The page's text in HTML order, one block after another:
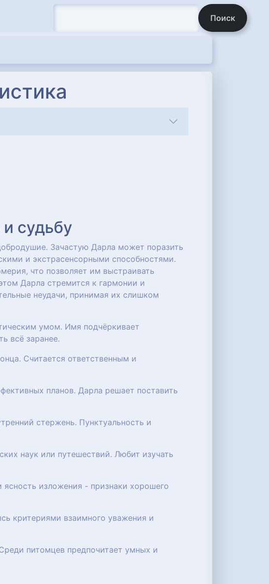
Поиск
судьбу
Зачастую Дарла может поразить
и экстрасенсорными способностями.
что позволяет им выстраивать
Дарла стремится к гармонии и
неудачи, принимая их слишком
умом. Имя подчёркивает
всё заранее.
Считается ответственным и
планов. Дарла решает поставить
стержень. Пунктуальность и
наук или путешествий. Любит изучать
изложения - признаки хорошего
критериями взаимного уважения и
питомцев предпочитает умных и